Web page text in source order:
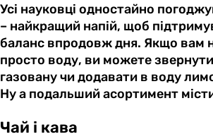
Усі науковці одностайно
– найкращий напій, щоб
баланс впродовж дня. Якщо вам
просто воду, ви можете
газовану чи додавати в воду
Ну а подальший асортимент
Чай і кава